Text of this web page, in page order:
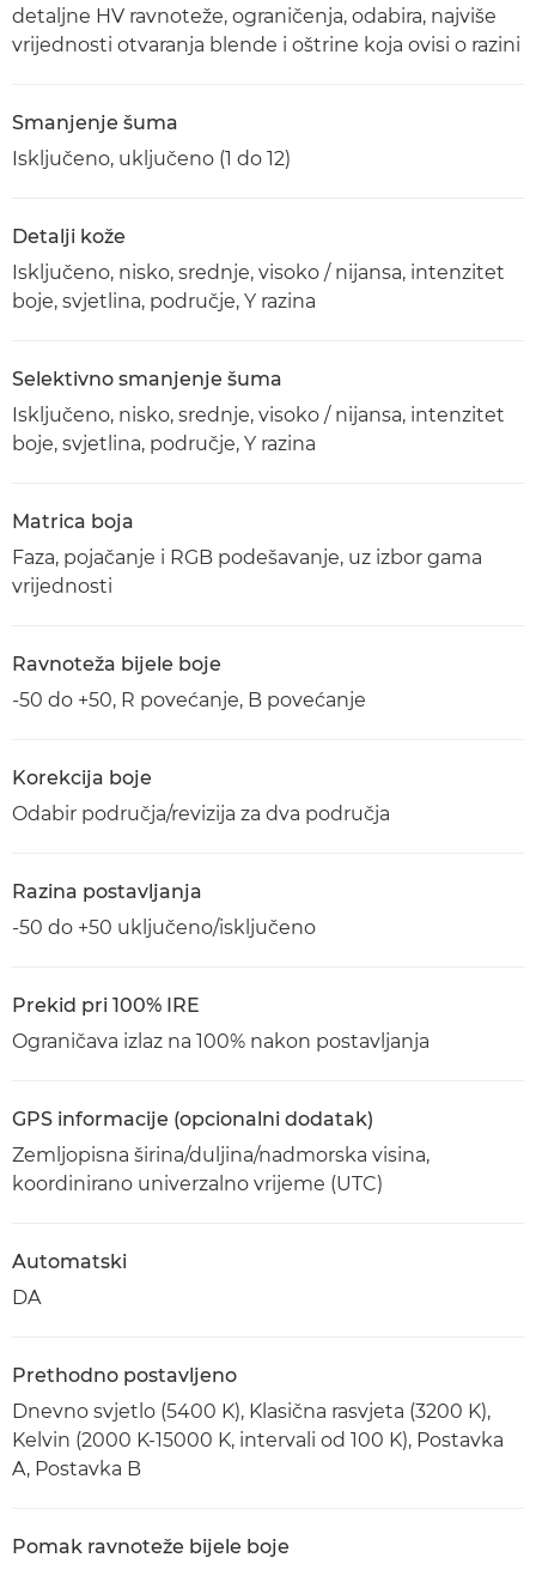
detaljne HV ravnoteže, ograničenja, odabira, najviše
vrijednosti otvaranja blende i oštrine koja ovisi o razini
Smanjenje šuma
Isključeno, uključeno (1 do 12)
Detalji kože
Isključeno, nisko, srednje, visoko / nijansa, intenzitet
boje, svjetlina, područje, Y razina
Selektivno smanjenje šuma
Isključeno, nisko, srednje, visoko / nijansa, intenzitet
boje, svjetlina, područje, Y razina
Matrica boja
Faza, pojačanje i RGB podešavanje, uz izbor gama
vrijednosti
Ravnoteža bijele boje
-50 do +50, R povećanje, B povećanje
Korekcija boje
Odabir područja/revizija za dva područja
Razina postavljanja
-50 do +50 uključeno/isključeno
Prekid pri 100% IRE
Ograničava izlaz na 100% nakon postavljanja
GPS informacije (opcionalni dodatak)
Zemljopisna širina/duljina/nadmorska visina,
koordinirano univerzalno vrijeme (UTC)
Automatski
DA
Prethodno postavljeno
Dnevno svjetlo (5400 K), Klasična rasvjeta (3200 K),
Kelvin (2000 K-15000 K, intervali od 100 K), Postavka
A, Postavka B
Pomak ravnoteže bijele boje